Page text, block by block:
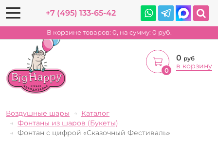
+7 (495) 133-65-42
В корзине товаров: 0, на сумму: 0 руб.
0
0 руб
в корзину
Воздушные шары
Каталог
Фонтаны из шаров (Букеты)
Фонтан с цифрой «Сказочный Фестиваль»